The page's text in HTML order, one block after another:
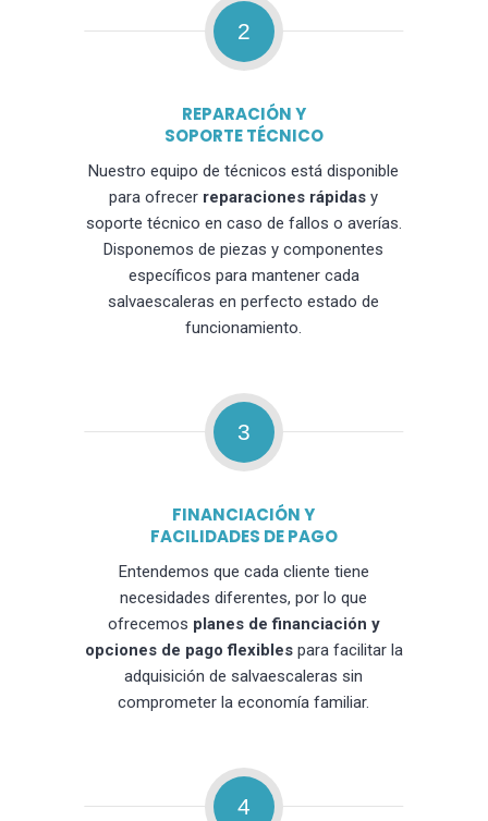
2
REPARACIÓN Y
SOPORTE TÉCNICO
Nuestro equipo de técnicos está disponible
para ofrecer reparaciones rápidas y
soporte técnico en caso de fallos o averías.
Disponemos de piezas y componentes
específicos para mantener cada
salvaescaleras en perfecto estado de
funcionamiento.
3
FINANCIACIÓN Y
FACILIDADES DE PAGO
Entendemos que cada cliente tiene
necesidades diferentes, por lo que
ofrecemos planes de financiación y
opciones de pago flexiblespara facilitar la
adquisición de salvaescaleras sin
comprometer la economía familiar.
4